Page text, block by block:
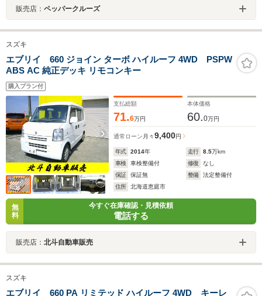
販売店： ペッパークルーズ
スズキ
エブリイ 660 ジョイン ターボ ハイルーフ 4WD PSPW
ABS AC 純正デッキ リモコンキー
購入プラン付
支払総額
71.6万円
本体価格
60.0万円
通常ローン 月々9,400円
年式 2014年 走行 8.5万km
車検
車検整備付 修復
なし
保証
保証無 整備
法定整備付
住所
北海道恵庭市
無
料
今すぐ在庫確認・見積依頼
電話する
販売店： 北斗自動車販売
スズキ
エブリイ 660 PA リミテッド ハイルーフ 4WD キーレ